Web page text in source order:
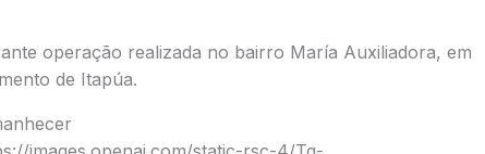
operação realizada no bairro María Auxiliadora, em
de Itapúa.